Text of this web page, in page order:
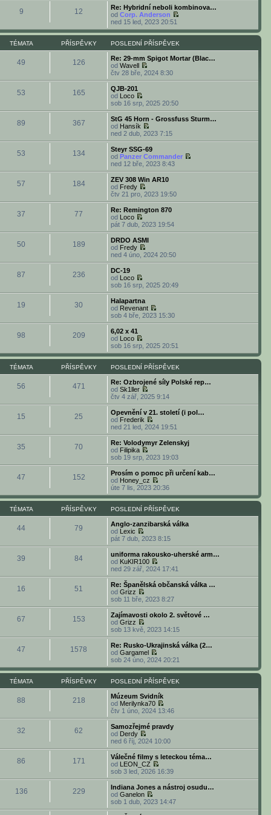
v
e
k
ř
í
s
p
ě
v
e
k
d
n
í
p
ř
í
s
p
ě
v
e
k
t
p
o
s
l
e
d
n
í
p
ř
p
ě
v
e
k
b
r
a
z
i
t
o
s
l
e
í
p
ř
í
s
p
ě
v
e
k
9 12
Re: Hybridní neboli kombinova…
od Corp. Anderson
o
b
a
z
p
n
ř
s
ě
ned 15 led, 2023 20:51
TÉMATA PŘÍSPĚVKY POSLEDNÍ PŘÍSPĚVEK
49 126
Re: 29-mm Spigot Mortar (Blac…
od Wavell
Z
o
a
z
t
p
o
s
l
e
d
n
í
ř
í
s
ě
v
e
čtv 28 bře, 2024 8:30
53 165
QJB-201
od Loco
Z
o
b
r
a
z
t
p
o
s
l
e
d
n
í
ř
í
s
p
ě
v
sob 16 srp, 2025 20:50
89 367
StG 45 Horn - Grossfuss Sturm…
od Hansík
Z
o
b
r
a
z
p
o
s
l
d
n
ř
í
ě
v
k
ned 2 dub, 2023 7:15
53 134
Steyr SSG-69
od Panzer Commander
o
s
n
í
v
ned 12 bře, 2023 8:43
57 184
ZEV 308 Win AR10
od Fredy
Z
o
b
r
a
z
i
t
p
o
s
d
n
p
ř
í
ě
v
e
k
čtv 21 pro, 2023 19:50
37 77
Re: Remington 870
od Loco
Z
o
b
r
a
z
o
s
l
e
d
n
ř
í
s
p
ě
v
e
k
pát 7 dub, 2023 19:54
50 189
DRDO ASMI‎
od Fredy
Z
o
a
z
p
o
s
d
n
p
ř
í
s
p
ě
v
e
k
ned 4 úno, 2024 20:50
87 236
DC-19
od Loco
Z
o
b
r
a
z
o
s
e
d
n
í
p
ř
í
s
p
ě
v
e
k
sob 16 srp, 2025 20:49
19 30
Halapartna
od Revenant
Z
o
a
z
i
t
o
s
l
e
n
í
p
ř
í
p
ě
v
e
k
sob 4 bře, 2023 15:30
98 209
6,02 x 41
od Loco
Z
o
b
r
a
z
i
t
p
o
s
l
e
n
í
p
ř
í
s
p
ě
e
k
sob 16 srp, 2025 20:51
TÉMATA PŘÍSPĚVKY POSLEDNÍ PŘÍSPĚVEK
56 471
Re: Ozbrojené síly Polské rep…
od Sk1ller
Z
o
b
r
a
z
t
p
o
s
l
e
d
n
í
p
ř
í
p
ě
v
e
k
čtv 4 zář, 2025 9:14
15 25
Opevnění v 21. století (i pol…
od Frederik
Z
o
b
r
a
z
t
p
o
s
l
e
n
í
p
ř
í
s
p
ě
v
k
ned 21 led, 2024 19:51
35 70
Re: Volodymyr Zelenskyj
od Filipika
Z
o
b
r
a
z
i
t
o
s
l
e
d
n
í
p
ř
í
p
ě
v
k
sob 19 srp, 2023 19:03
47 152
Prosím o pomoc při určení kab…
od Honey_cz
Z
o
b
r
a
z
t
p
o
s
l
e
n
í
p
ř
í
p
ě
v
k
úte 7 lis, 2023 20:36
TÉMATA PŘÍSPĚVKY POSLEDNÍ PŘÍSPĚVEK
44 79
Anglo-zanzibarská válka
od Lexic
Z
o
b
r
a
z
i
t
p
o
s
l
d
n
í
p
ř
í
s
p
ě
v
e
k
pát 7 dub, 2023 8:15
39 84
uniforma rakousko-uherské arm…
od KuKIR100
Z
o
b
r
a
z
t
p
o
s
l
d
n
p
ř
í
s
p
ě
v
k
ned 29 zář, 2024 17:41
16 51
Re: Španělská občanská válka …
od Grizz
Z
o
b
r
a
z
t
p
o
s
l
e
d
n
í
p
ř
í
s
p
ě
v
e
k
sob 11 bře, 2023 8:27
67 153
Zajímavosti okolo 2. světové …
od Grizz
Z
o
b
r
a
z
i
t
o
s
l
e
d
n
í
p
ř
í
s
p
ě
v
e
k
sob 13 kvě, 2023 14:15
47 1578
Re: Rusko-Ukrajinská válka (2…
od Gargamel
Z
o
b
r
a
z
t
p
o
s
l
e
d
n
í
p
ř
í
p
ě
sob 24 úno, 2024 20:21
TÉMATA PŘÍSPĚVKY POSLEDNÍ PŘÍSPĚVEK
88 218
Múzeum Svidník
od Merilynka70
Z
o
b
r
a
z
t
p
o
s
l
d
n
čtv 1 úno, 2024 13:46
32 62
Samozřejmé pravdy
od Derdy
Z
o
b
r
a
z
t
p
o
s
ned 6 říj, 2024 10:00
86 171
Válečné filmy s leteckou téma…
od LEON_CZ
Z
o
b
r
a
z
sob 3 led, 2026 16:39
136 229
Indiana Jones a nástroj osudu…
od Ganelon
Z
o
sob 1 dub, 2023 14:47